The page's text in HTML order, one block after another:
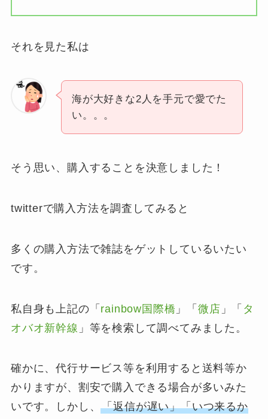
それを見た私は
海が大好きな2人を手元で愛でた
い。。。
そう思い、購入することを決意しました！
twitterで購入方法を調査してみると
多くの購入方法で雑誌をゲットしているいたい
です。
私自身も上記の「 rainbow国際橋 」「微店 」「 タ
オバオ新幹線 」等を検索して調べてみました。
確かに、代行サービス等を利用すると送料等か
かりますが、割安で購入できる場合が多いみた
いです。しかし、「返信が遅い」「いつ来るか